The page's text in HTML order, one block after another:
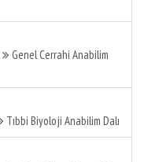
Genel Cerrahi Anabilim
Tıbbi Biyoloji Anabilim Dalı